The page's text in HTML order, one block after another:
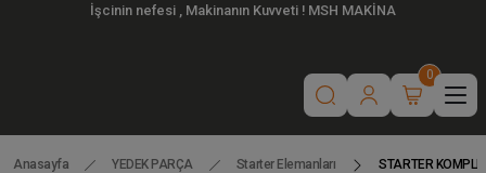
İşcinin nefesi , Makinanın Kuvveti ! MSH MAKİNA
0
Anasayfa YEDEK PARÇA Starter Elemanları STARTER